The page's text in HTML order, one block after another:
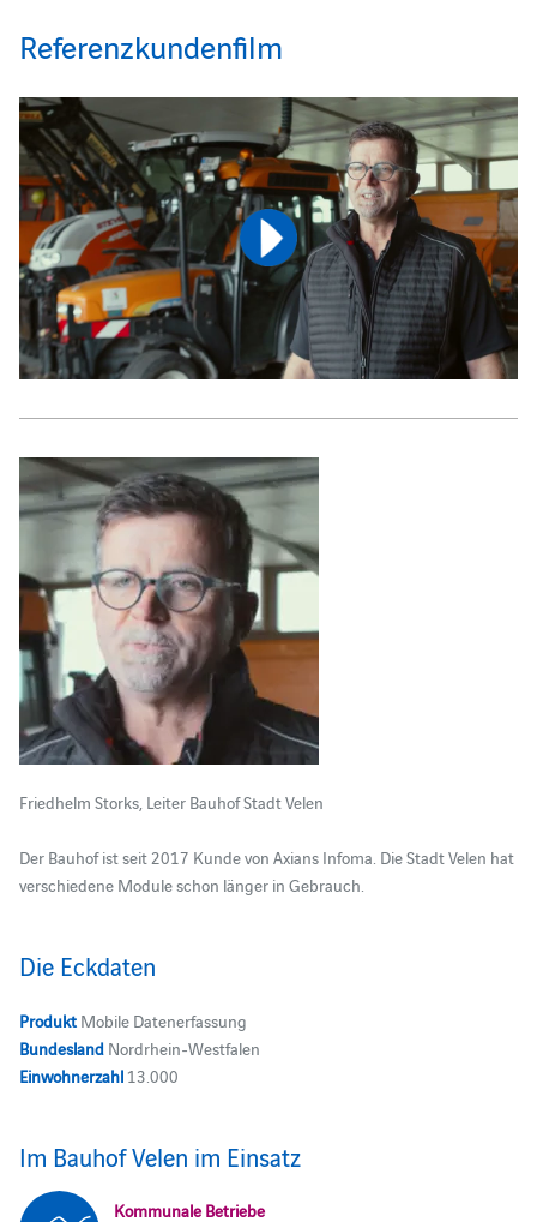
Referenzkundenfilm
Friedhelm Storks, Leiter Bauhof Stadt Velen
Der Bauhof ist seit 2017 Kunde von Axians Infoma. Die Stadt Velen hat
verschiedene Module schon länger in Gebrauch.
Die Eckdaten
ProduktMobile Datenerfassung
BundeslandNordrhein-Westfalen
Einwohnerzahl13.000
Im Bauhof Velen im Einsatz
Kommunale Betriebe